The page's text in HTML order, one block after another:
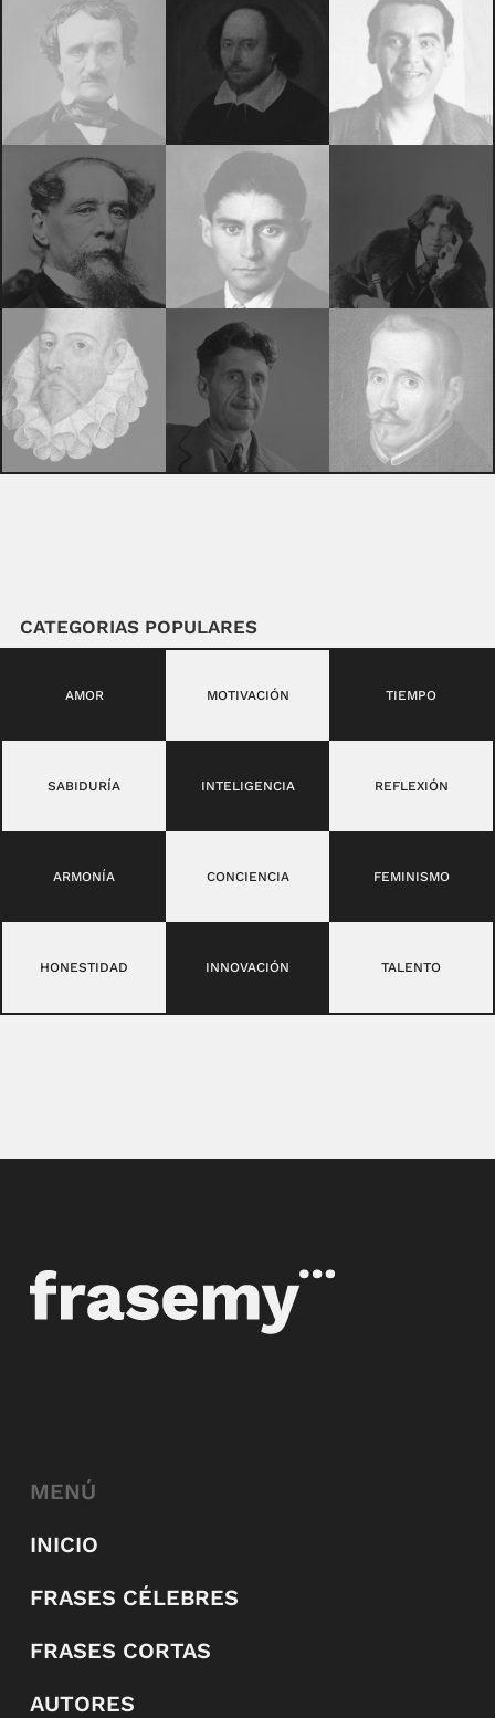
CATEGORIAS POPULARES
AMOR MOTIVACIÓN TIEMPO
SABIDURÍA INTELIGENCIA REFLEXIÓN
ARMONÍA CONCIENCIA FEMINISMO
HONESTIDAD INNOVACIÓN TALENTO
MENÚ
INICIO
FRASES CÉLEBRES
FRASES CORTAS
AUTORES